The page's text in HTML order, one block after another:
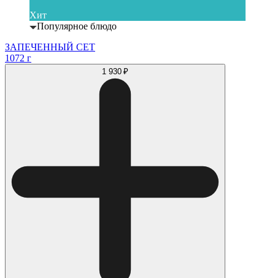
Хит
Популярное блюдо
ЗАПЕЧЕННЫЙ СЕТ
1072 г
1 930 ₽